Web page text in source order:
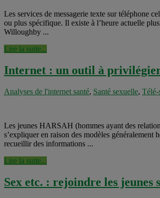
Les services de messagerie texte sur téléphone
ou plus spécifique. Il existe à l’heure actuelle
Willoughby ...
Lire la suite...
Internet : un outil à
Analyses de l'internet santé, Santé sexuelle, Télé-
Les jeunes HARSAH (hommes ayant des
s’expliquer en raison des modèles
recueillir des informations ...
Lire la suite...
Sex etc. : rejoindre les